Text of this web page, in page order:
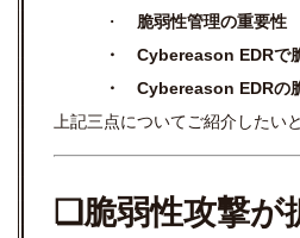
・
脆弱性管理の重要性
・ Cybereason EDRで脆
・ Cybereason EDRの脆
上記三点についてご紹介したい
❏脆弱性攻撃が